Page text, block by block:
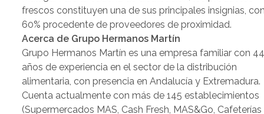
frescos constituyen una de sus principales insignias,
60% procedente de proveedores de proximidad.
Acerca de Grupo Hermanos Martín
Grupo Hermanos Martín es una empresa familiar con
años de experiencia en el sector de la distribución
alimentaria, con presencia en Andalucía y Extremadura.
Cuenta actualmente con más de 145 establecimientos
(Supermercados MAS, Cash Fresh, MAS&Go, Cafeterías